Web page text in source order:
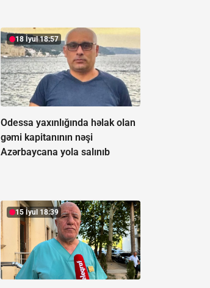
18 İyul 18:57
Odessa yaxınlığında həlak olan
gəmi kapitanının nəşi
Azərbaycana yola salınıb
15 İyul 18:39